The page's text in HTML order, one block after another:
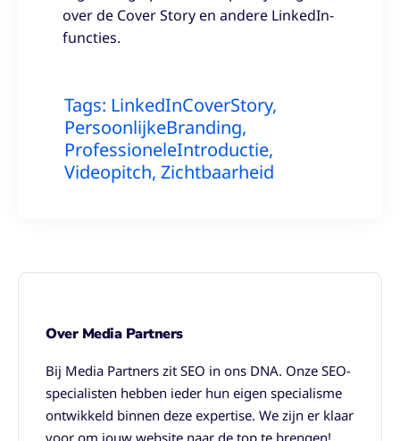
over de Cover Story en andere LinkedIn-
functies.
Tags: LinkedInCoverStory,
PersoonlijkeBranding,
ProfessioneleIntroductie,
Videopitch, Zichtbaarheid
Over Media Partners
Bij Media Partners zit SEO in ons DNA. Onze SEO-
specialisten hebben ieder hun eigen specialisme
ontwikkeld binnen deze expertise. We zijn er klaar
voor om jouw website naar de top te brengen!